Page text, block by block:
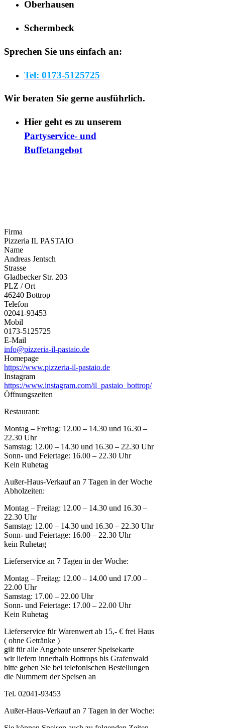
Oberhausen
Schermbeck
Sprechen Sie uns einfach an:
Tel: 0173-5125725
Wir beraten Sie gerne ausführlich.
Hier geht es zu unserem
Partyservice- und
Buffetangebot
Firma
Pizzeria IL PASTAIO
Name
Andreas Jentsch
Strasse
Gladbecker Str. 203
PLZ / Ort
46240 Bottrop
Telefon
02041-93453
Mobil
0173-5125725
E-Mail
info@pizzeria-il-pastaio.de
Homepage
https://www.pizzeria-il-pastaio.de
Instagram
https://www.instagram.com/il_pastaio_bottrop/
Öffnungszeiten
Restaurant:
Montag – Freitag: 12.00 – 14.30 und 16.30 –
22.30 Uhr
Samstag: 12.00 – 14.30 und 16.30 – 22.30 Uhr
Sonn- und Feiertage: 16.00 – 22.30 Uhr
Kein Ruhetag
Außer-Haus-Verkauf an 7 Tagen in der Woche
Abholzeiten:
Montag – Freitag: 12.00 – 14.30 und 16.30 –
22.30 Uhr
Samstag: 12.00 – 14.30 und 16.30 – 22.30 Uhr
Sonn- und Feiertage: 16.00 – 22.30 Uhr
kein Ruhetag
Lieferservice an 7 Tagen in der Woche:
Montag – Freitag: 12.00 – 14.00 und 17.00 –
22.00 Uhr
Samstag: 17.00 – 22.00 Uhr
Sonn- und Feiertage: 17.00 – 22.00 Uhr
Kein Ruhetag
Lieferservice für Warenwert ab 15,- € frei Haus
( ohne Getränke )
gilt für alle Angebote unserer Speisekarte
wir liefern innerhalb Bottrops bis Grafenwald
bitte geben Sie bei telefonischen Bestellungen
die Nummern der Speisen an
Tel. 02041-93453
Außer-Haus-Verkauf an 7 Tagen in der Woche: